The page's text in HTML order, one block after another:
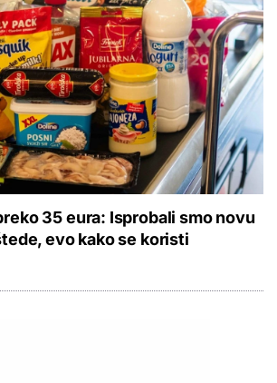
35 eura: Isprobali smo novu
evo kako se koristi